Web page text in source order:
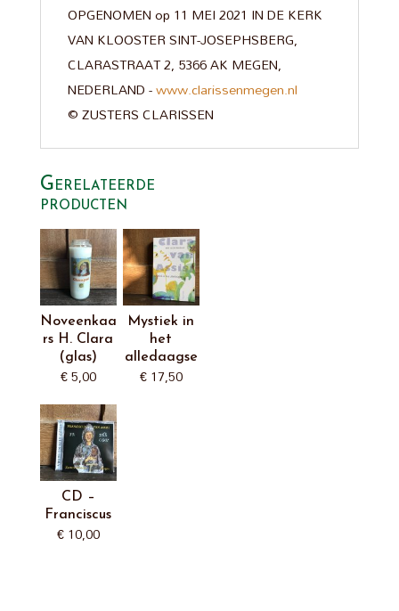
OPGENOMEN op 11 MEI 2021 IN DE KERK
VAN KLOOSTER SINT-JOSEPHSBERG,
CLARASTRAAT 2, 5366 AK MEGEN,
NEDERLAND -www.clarissenmegen.nl
©ZUSTERS CLARISSEN
Gerelateerde
producten
Noveenkaa
rs H. Clara
(glas)
€5,00
Mystiek in
het
alledaagse
€17,50
CD –
Franciscus
€10,00